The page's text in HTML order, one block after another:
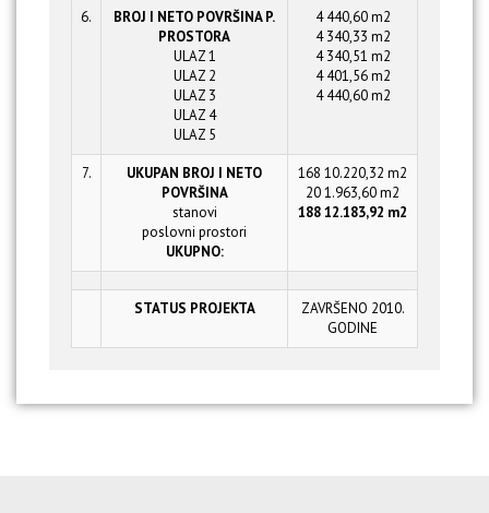
6.
BROJ I NETO POVRŠINA P.
PROSTORA
ULAZ 1
ULAZ 2
ULAZ 3
ULAZ 4
ULAZ 5
4 440,60 m2
4 340,33 m2
4 340,51 m2
4 401,56 m2
4 440,60 m2
7.
UKUPAN BROJ I NETO
POVRŠINA
stanovi
poslovni prostori
UKUPNO:
168 10.220,32 m2
20 1.963,60 m2
188 12.183,92 m2
STATUS PROJEKTA
ZAVRŠENO 2010.
GODINE